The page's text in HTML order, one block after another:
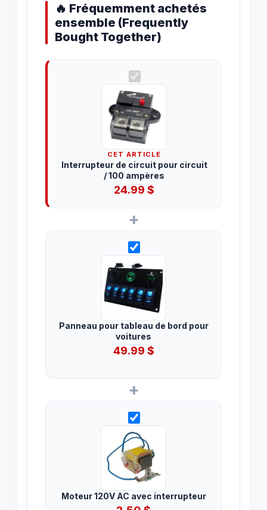
🔥 Fréquemment achetés
ensemble (Frequently
Bought Together)
CET ARTICLE
Interrupteur de circuit pour circuit
/ 100 ampères
24.99$
+
Panneau pour tableau de bord pour
voitures
49.99 $
+
Moteur 120V AC avec interrupteur